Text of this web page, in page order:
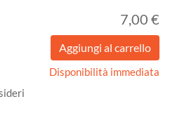
7,00 €
Disponibilità immediata